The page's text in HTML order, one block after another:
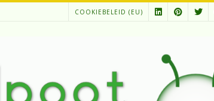
COOKIEBELEID (EU)